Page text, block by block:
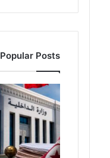
ف
ع
أ
س
ع
ا
ل
Popular Posts